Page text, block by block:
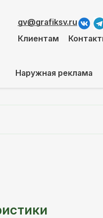
gv@grafiksv.ru
Клиентам
Наружная реклама